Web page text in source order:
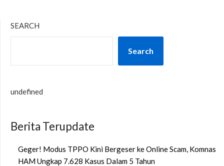
SEARCH
Search
undefined
Berita Terupdate
Geger! Modus TPPO Kini Bergeser ke Online Scam, Komnas
HAM Ungkap 7.628 Kasus Dalam 5 Tahun